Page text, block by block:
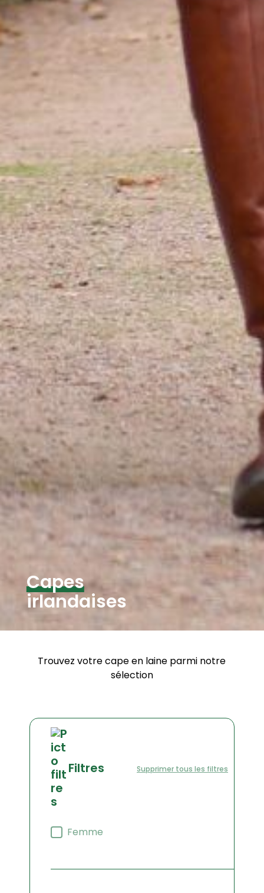
Capes
irlandaises
Trouvez votre cape en laine parmi notre
sélection
Filtres Supprimer tous les filtres
Filtre sexe
Femme